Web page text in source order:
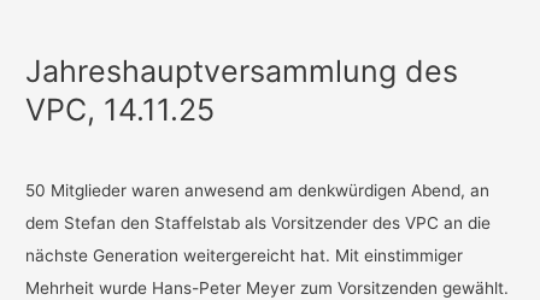
Jahreshauptversammlung des
VPC, 14.11.25
50 Mitglieder waren anwesend am denkwürdigen Abend, an
dem Stefan den Staffelstab als Vorsitzender des VPC an die
nächste Generation weitergereicht hat. Mit einstimmiger
Mehrheit wurde Hans-Peter Meyer zum Vorsitzenden gewählt.